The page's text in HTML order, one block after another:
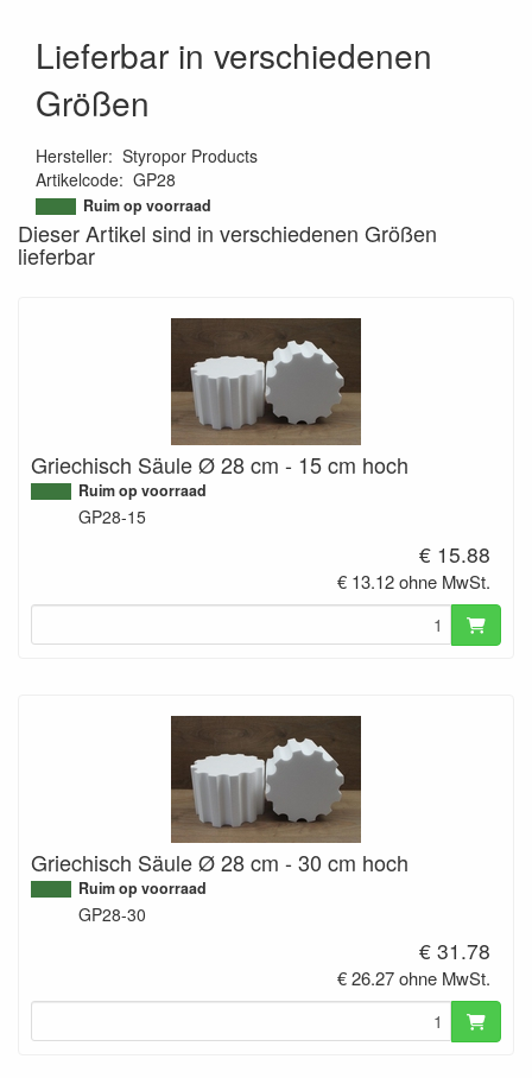
Lieferbar in verschiedenen
Größen
Hersteller: Styropor Products
Artikelcode: GP28
9508982277775
Ruim op voorraad
Dieser Artikel sind in verschiedenen Größen
lieferbar
Griechisch Säule Ø 28 cm - 15 cm hoch
Ruim op voorraad
GP28-15
€ 15.88
€ 13.12 ohne MwSt.
Griechisch Säule Ø 28 cm - 30 cm hoch
Ruim op voorraad
GP28-30
€ 31.78
€ 26.27 ohne MwSt.